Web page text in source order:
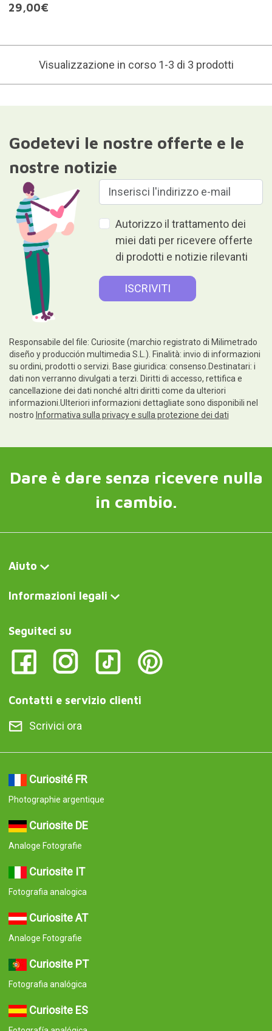
29,00€
Visualizzazione in corso 1-3 di 3 prodotti
Godetevi le nostre offerte e le
nostre notizie
Autorizzo il trattamento dei
miei dati per ricevere offerte
di prodotti e notizie rilevanti
Responsabile del file: Curiosite (marchio registrato di Milimetrado
diseño y producción multimedia S.L.). Finalità: invio di informazioni
su ordini, prodotti o servizi. Base giuridica: consenso.Destinatari: i
dati non verranno divulgati a terzi. Diritti di accesso, rettifica e
cancellazione dei dati nonché altri diritti come da ulteriori
informazioni.Ulteriori informazioni dettagliate sono disponibili nel
nostro Informativa sulla privacy e sulla protezione dei dati
Dare è dare senza ricevere nulla
in cambio.
Aiuto
Informazioni legali
Seguiteci su
Contatti e servizio clienti
Scrivici ora
Curiosité FR
Photographie argentique
Curiosite DE
Analoge Fotografie
Curiosite IT
Fotografia analogica
Curiosite AT
Analoge Fotografie
Curiosite PT
Fotografia analógica
Curiosite ES